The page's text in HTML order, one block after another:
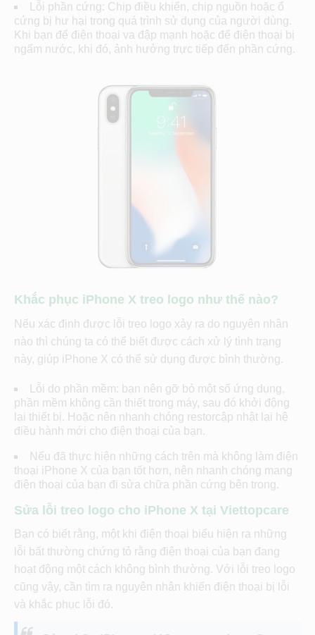
Lỗi phần cứng: Chip điều khiển, chip nguồn hoặc ổ
cứng bị hư hại trong quá trình sử dụng của người dùng.
Khi bạn để điện thoại va đập mạnh hoặc để điện thoại bị
ngấm nước, khi đó, ảnh hưởng trực tiếp đến phần cứng.
Khắc phục iPhone X treo logo như thế nào?
Nếu xác định được lỗi treo logo xảy ra do nguyên nhân
nào thì chúng ta có thể biết được cách xử lý tình trạng
này, giúp iPhone X có thể sử dụng được bình thường.
Lỗi do phần mềm: bạn nên gỡ bỏ một số ứng dụng,
phần mềm không cần thiết trong máy, sau đó khởi động
lại thiết bị. Hoặc nên nhanh chóng restorcập nhật lại hệ
điều hành mới cho điện thoại của bạn.
Nếu đã thực hiện những cách trên mà không làm điện
thoại iPhone X của bạn tốt hơn, nên nhanh chóng mang
điện thoại của bạn đi sửa chữa phần cứng bên trong.
Sửa lỗi treo logo cho iPhone X tại Viettopcare
Bạn có biết rằng, một khi điện thoại biểu hiện ra những
lỗi bất thường chứng tỏ rằng điện thoại của bạn đang
hoạt động một cách không bình thường. Với lỗi treo logo
cũng vậy, cần tìm ra nguyên nhân khiến điện thoại bị lỗi
và khắc phục lỗi đó.